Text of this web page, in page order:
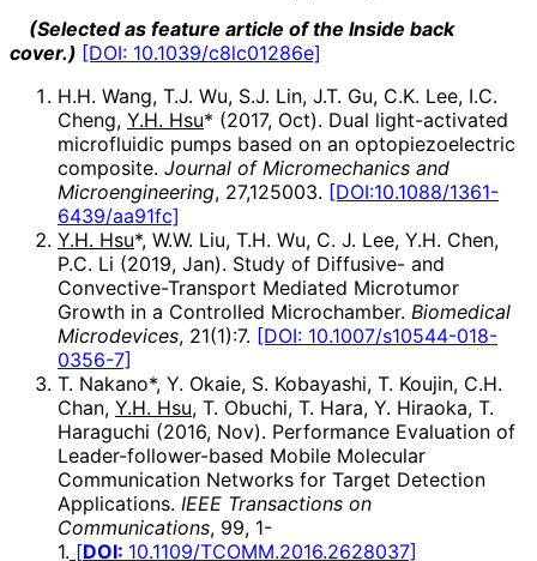
(Selected as feature article of the Inside back
cover.) [DOI: 10.1039/c8lc01286e]
H.H. Wang, T.J. Wu, S.J. Lin, J.T. Gu, C.K. Lee, I.C.
Cheng, Y.H. Hsu* (2017, Oct). Dual light-activated
microfluidic pumps based on an optopiezoelectric
composite. Journal of Micromechanics and
Microengineering, 27,125003. [DOI:10.1088/1361-
6439/aa91fc]
Y.H. Hsu*, W.W. Liu, T.H. Wu, C. J. Lee, Y.H. Chen,
P.C. Li (2019, Jan). Study of Diffusive- and
Convective-Transport Mediated Microtumor
Growth in a Controlled Microchamber. Biomedical
Microdevices, 21(1):7. [DOI: 10.1007/s10544-018-
0356-7]
T. Nakano*, Y. Okaie, S. Kobayashi, T. Koujin, C.H.
Chan, Y.H. Hsu, T. Obuchi, T. Hara, Y. Hiraoka, T.
Haraguchi (2016, Nov). Performance Evaluation of
Leader-follower-based Mobile Molecular
Communication Networks for Target Detection
Applications. IEEE Transactions on
Communications, 99, 1-
1. [DOI: 10.1109/TCOMM.2016.2628037]